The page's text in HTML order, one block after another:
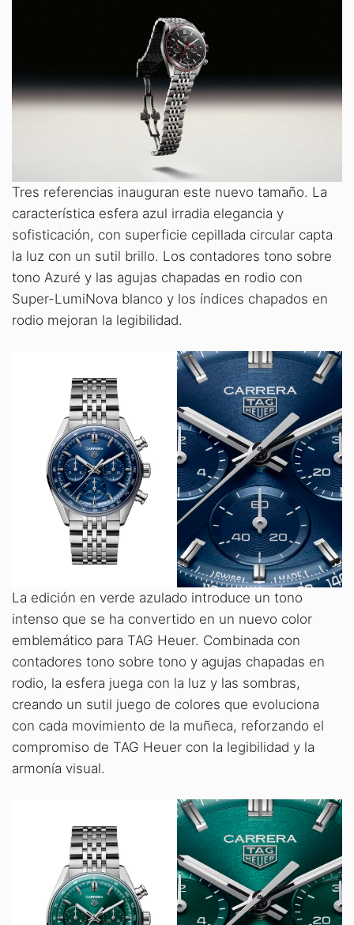
Tres referencias inauguran este nuevo tamaño. La
característica esfera azul irradia elegancia y
sofisticación, con superficie cepillada circular capta
la luz con un sutil brillo. Los contadores tono sobre
tono Azuré y las agujas chapadas en rodio con
Super-LumiNova blanco y los índices chapados en
rodio mejoran la legibilidad.
La edición en verde azulado introduce un tono
intenso que se ha convertido en un nuevo color
emblemático para TAG Heuer. Combinada con
contadores tono sobre tono y agujas chapadas en
rodio, la esfera juega con la luz y las sombras,
creando un sutil juego de colores que evoluciona
con cada movimiento de la muñeca, reforzando el
compromiso de TAG Heuer con la legibilidad y la
armonía visual.